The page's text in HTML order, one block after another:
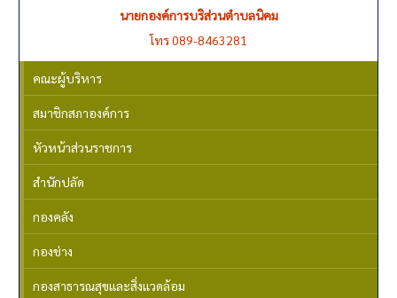
นายกองค์การบริส่วนตำบลนิคม
โทร 089-8463281
รองนายกองค์การบริหารส่วนตำบลนิคม
โทร 061-1827209
คณะผู้บริหาร
สมาชิกสภาองค์การ
หัวหน้าส่วนราชการ
สำนักปลัด
กองคลัง
กองช่าง
กองสาธารณสุขและสิ่งแวดล้อม